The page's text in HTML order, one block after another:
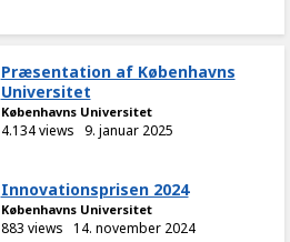
Præsentation af Københavns
Universitet
Københavns Universitet
4.134 views 9. januar 2025
Innovationsprisen 2024
Københavns Universitet
883 views 14. november 2024